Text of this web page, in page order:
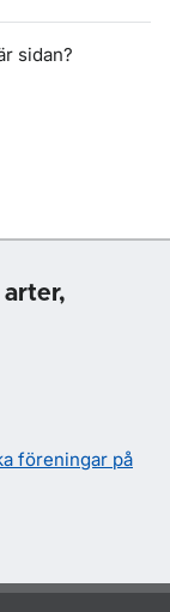
sidan?
arter,
föreningar på